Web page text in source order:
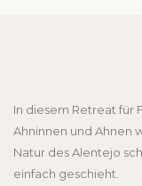
In diesem Retreat für
Ahninnen und Ahnen
Natur des Alentejo
einfach geschieht.